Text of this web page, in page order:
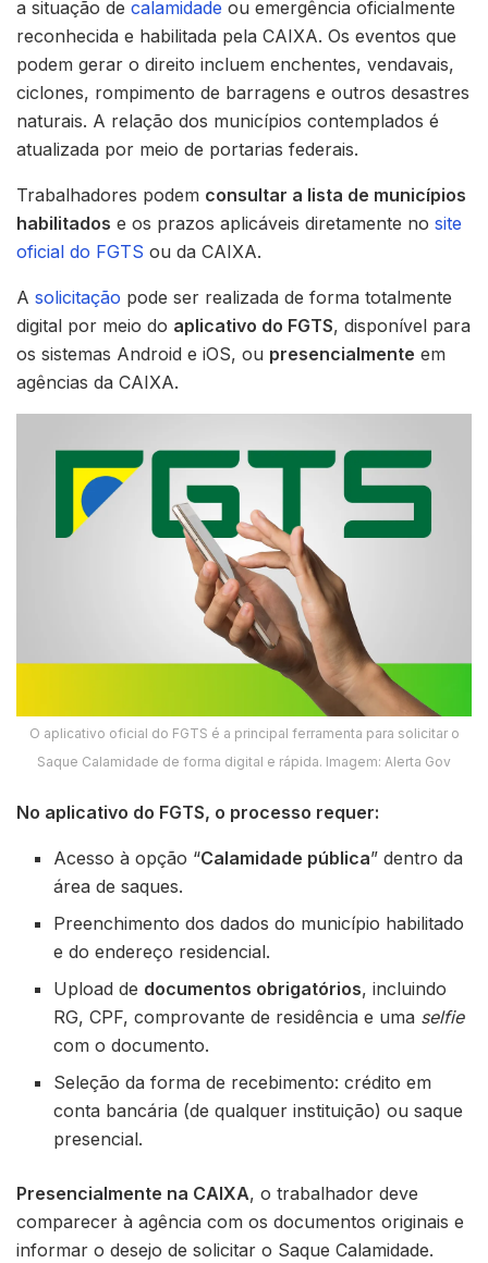
a situação de calamidade ou emergência oficialmente
reconhecida e habilitada pela CAIXA. Os eventos que
podem gerar o direito incluem enchentes, vendavais,
ciclones, rompimento de barragens e outros desastres
naturais. A relação dos municípios contemplados é
atualizada por meio de portarias federais.
Trabalhadores podem consultar a lista de municípios
habilitados e os prazos aplicáveis diretamente no site
oficial do FGTS ou da CAIXA.
A solicitação pode ser realizada de forma totalmente
digital por meio do aplicativo do FGTS, disponível para
os sistemas Android e iOS, ou presencialmente em
agências da CAIXA.
O aplicativo oficial do FGTS é a principal ferramenta para solicitar o
Saque Calamidade de forma digital e rápida. Imagem: Alerta Gov
No aplicativo do FGTS, o processo requer:
Acesso à opção “Calamidade pública” dentro da
área de saques.
Preenchimento dos dados do município habilitado
e do endereço residencial.
Upload de documentos obrigatórios, incluindo
RG, CPF, comprovante de residência e uma selfie
com o documento.
Seleção da forma de recebimento: crédito em
conta bancária (de qualquer instituição) ou saque
presencial.
Presencialmente na CAIXA, o trabalhador deve
comparecer à agência com os documentos originais e
informar o desejo de solicitar o Saque Calamidade.